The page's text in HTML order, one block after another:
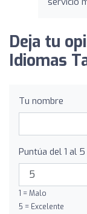
Deja tu
Idiomas
Tu nombre
Puntúa del 1 al
1 = Malo
5 = Excelente